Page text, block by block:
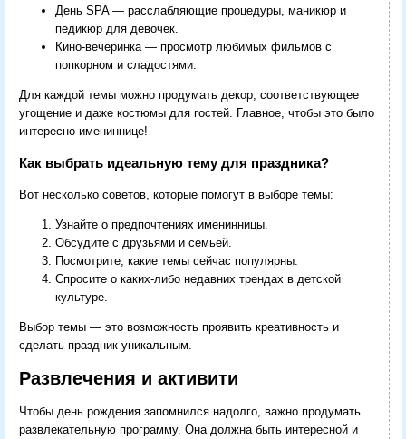
День SPA — расслабляющие процедуры, маникюр и
педикюр для девочек.
Кино-вечеринка — просмотр любимых фильмов с
попкорном и сладостями.
Для каждой темы можно продумать декор, соответствующее
угощение и даже костюмы для гостей. Главное, чтобы это было
интересно имениннице!
Как выбрать идеальную тему для праздника?
Вот несколько советов, которые помогут в выборе темы:
Узнайте о предпочтениях именинницы.
Обсудите с друзьями и семьей.
Посмотрите, какие темы сейчас популярны.
Спросите о каких-либо недавних трендах в детской
культуре.
Выбор темы — это возможность проявить креативность и
сделать праздник уникальным.
Развлечения и активити
Чтобы день рождения запомнился надолго, важно продумать
развлекательную программу. Она должна быть интересной и